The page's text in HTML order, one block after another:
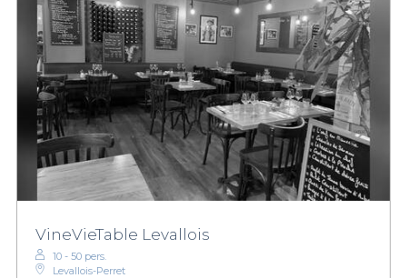
VineVieTable Levallois
10 - 50 pers.
Levallois-Perret